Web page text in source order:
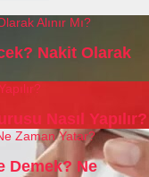
Alınır Mı?
Nakit Olarak
Nasıl Yapılır?
Zaman Yatar?
Demek? Ne